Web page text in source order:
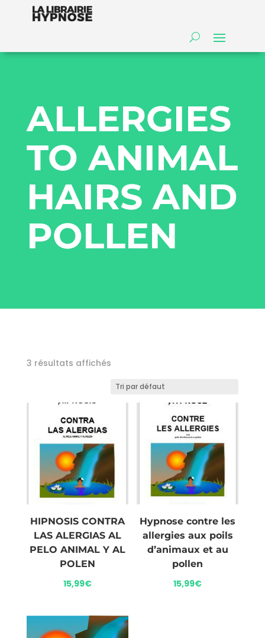
ALLERGIES
TO ANIMAL
HAIRS AND
POLLEN
3 résultats affichés
HIPNOSIS CONTRA
LAS ALERGIAS AL
PELO ANIMAL Y AL
POLEN
15,99€
Hypnose contre les
allergies aux poils
d’animaux et au
pollen
15,99€